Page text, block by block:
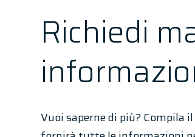
Richiedi
Vuoi saperne di più? Compila